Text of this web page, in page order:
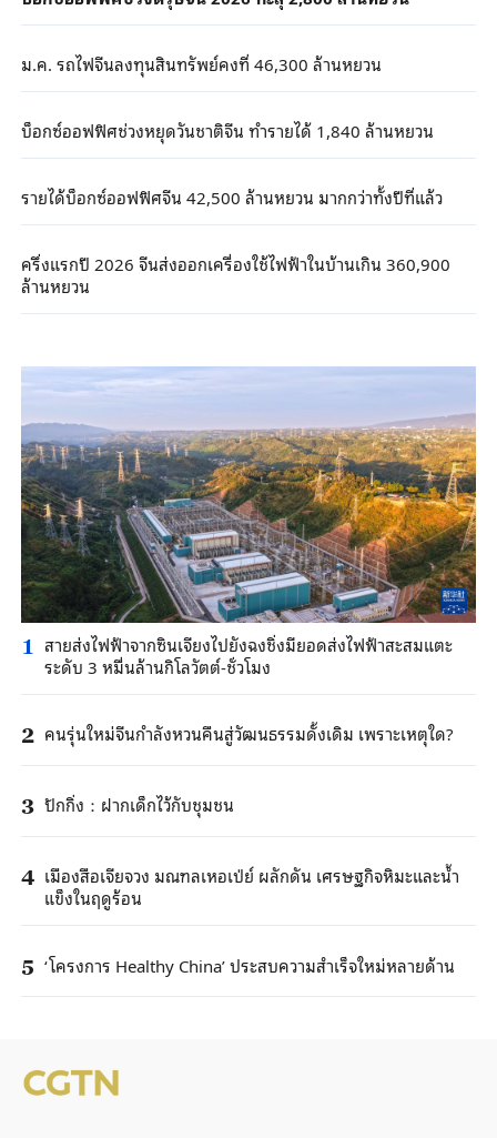
ม.ค. รถไฟจีนลงทุนสินทรัพย์คงที่ 46,300 ล้านหยวน
บ็อกซ์ออฟฟิศช่วงหยุดวันชาติจีน ทำรายได้ 1,840 ล้านหยวน
รายได้บ็อกซ์ออฟฟิศจีน 42,500 ล้านหยวน มากกว่าทั้งปีที่แล้ว
ครึ่งแรกปี 2026 จีนส่งออกเครื่องใช้ไฟฟ้าในบ้านเกิน 360,900
ล้านหยวน
1 สายส่งไฟฟ้าจากซินเจียงไปยังฉงชิ่งมียอดส่งไฟฟ้าสะสมแตะ
ระดับ 3 หมื่นล้านกิโลวัตต์-ชั่วโมง
2 คนรุ่นใหม่จีนกำลังหวนคืนสู่วัฒนธรรมดั้งเดิม เพราะเหตุใด?
3 ปักกิ่ง：ฝากเด็กไว้กับชุมชน
4 เมืองสือเจียจวง มณฑลเหอเป่ย์ ผลักดัน เศรษฐกิจหิมะและน้ำ
แข็งในฤดูร้อน
5 ‘โครงการ Healthy China’ ประสบความสำเร็จใหม่หลายด้าน